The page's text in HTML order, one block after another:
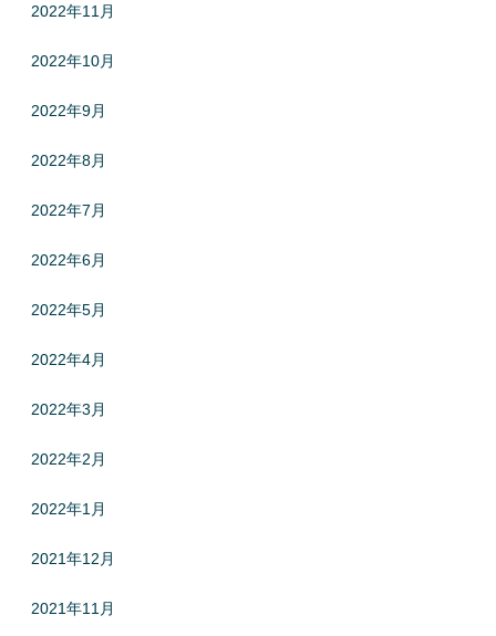
2022年11月
2022年10月
2022年9月
2022年8月
2022年7月
2022年6月
2022年5月
2022年4月
2022年3月
2022年2月
2022年1月
2021年12月
2021年11月